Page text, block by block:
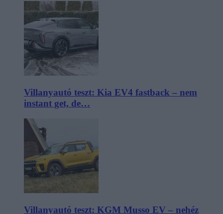
Villanyautó teszt: Kia EV4 fastback – nem
instant get, de…
Villanyautó teszt: KGM Musso EV – nehéz